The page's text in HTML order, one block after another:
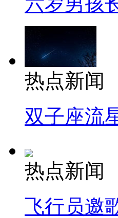
热点新闻
双子座流
热点新闻
飞行员邀